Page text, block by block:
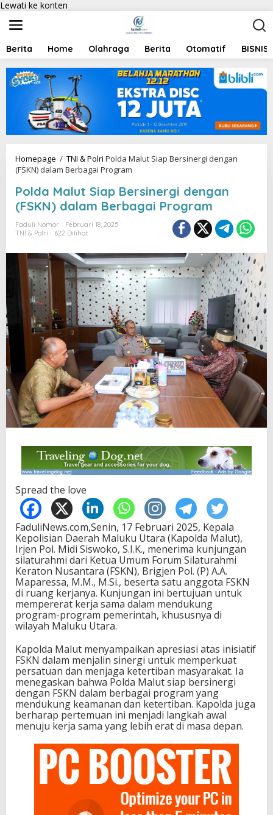
Lewati ke konten
Berita Home Olahraga Berita Otomatif BISNIS
Homepage / TNI & Polri Polda Malut Siap Bersinergi dengan
(FSKN) dalam Berbagai Program
Polda Malut Siap Bersinergi dengan
(FSKN) dalam Berbagai Program
Faduli Nomor
Februari 18, 2025
TNI & Polri
622 Dilihat
Spread the love
FaduliNews.com,Senin, 17 Februari 2025, Kepala
Kepolisian Daerah Maluku Utara (Kapolda Malut),
Irjen Pol. Midi Siswoko, S.I.K., menerima kunjungan
silaturahmi dari Ketua Umum Forum Silaturahmi
Keraton Nusantara (FSKN), Brigjen Pol. (P) A.A.
Maparessa, M.M., M.Si., beserta satu anggota FSKN
di ruang kerjanya. Kunjungan ini bertujuan untuk
mempererat kerja sama dalam mendukung
program-program pemerintah, khususnya di
wilayah Maluku Utara.
Kapolda Malut menyampaikan apresiasi atas inisiatif
FSKN dalam menjalin sinergi untuk memperkuat
persatuan dan menjaga ketertiban masyarakat. Ia
menegaskan bahwa Polda Malut siap bersinergi
dengan FSKN dalam berbagai program yang
mendukung keamanan dan ketertiban. Kapolda juga
berharap pertemuan ini menjadi langkah awal
menuju kerja sama yang lebih erat di masa depan.